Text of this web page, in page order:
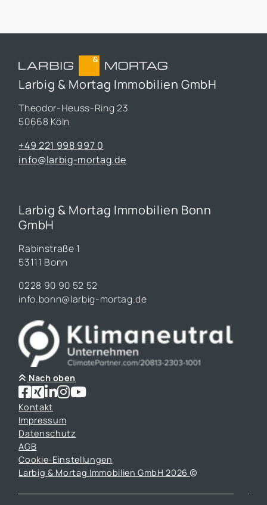
Larbig & Mortag Immobilien GmbH
Theodor-Heuss-Ring 23
50668 Köln
+49 221 998 997 0
info@larbig-mortag.de
Larbig & Mortag Immobilien Bonn
GmbH
Rabinstraße 1
53111 Bonn
0228 90 90 52 52
info.bonn@larbig-mortag.de
Nach oben
Kontakt
Impressum
Datenschutz
AGB
Cookie-Einstellungen
Larbig & Mortag Immobilien GmbH 2026